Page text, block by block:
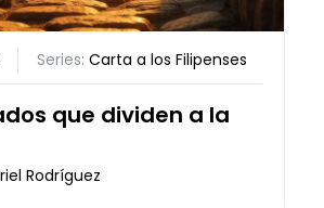
Series:Carta a los Filipenses
que dividen a la
Rodríguez